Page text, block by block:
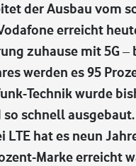
der Ausbau vom
erreicht
zuhause mit 5G –
werden es 95
Technik wurde
schnell
LTE hat es neun
Marke erreicht